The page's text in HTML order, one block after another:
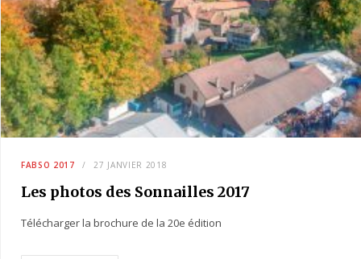
FABSO 2017 27 JANVIER 2018
Les photos des Sonnailles 2017
Télécharger la brochure de la 20e édition